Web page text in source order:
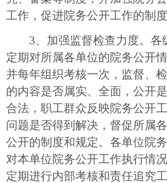
工作，促进院务公开工作的制度
3、加强监督检查力度。各
定期对所属各单位的院务公开
并每年组织考核一次，监督、
的内容是否属实、全面，公开
合法，职工群众反映院务公开
问题是否得到解决，督促所属
公开的制度和规定。各单位院
对本单位院务公开工作执行情
定期进行内部考核和责任追究